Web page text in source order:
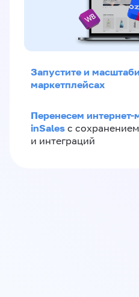
Запустите и
маркетплейсах
Перенесем интернет-
inSales с
и интеграций